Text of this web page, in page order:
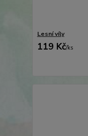
Lesní víly
119 Kč/ks